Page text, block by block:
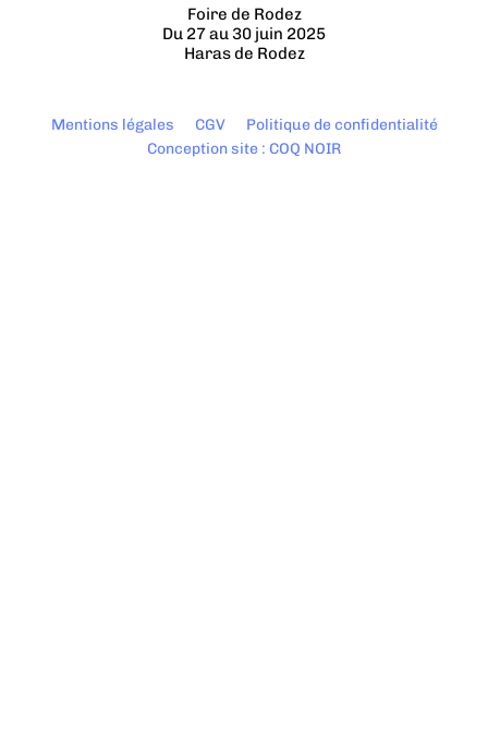
Foire de Rodez
Du 27 au 30 juin 2025
Haras de Rodez
Mentions légales CGV
Politique de confidentialité
Conception site : COQ NOIR